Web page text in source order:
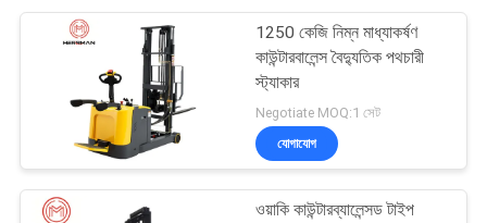
কারখানা
কেবল স্ট্রেংডিং মেশিন
1250 কেজি নিম্ন মাধ্যাকর্ষণ
কাউন্টারবালেন্স বৈদ্যুতিক পথচারী
স্ট্যাকার
Negotiate MOQ:1 সেট
যোগাযোগ
ওয়াকি কাউন্টারব্যালেন্সড টাইপ